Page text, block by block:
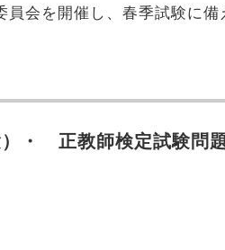
会を開催し、春季試験に備
・ 正教師検定試験問